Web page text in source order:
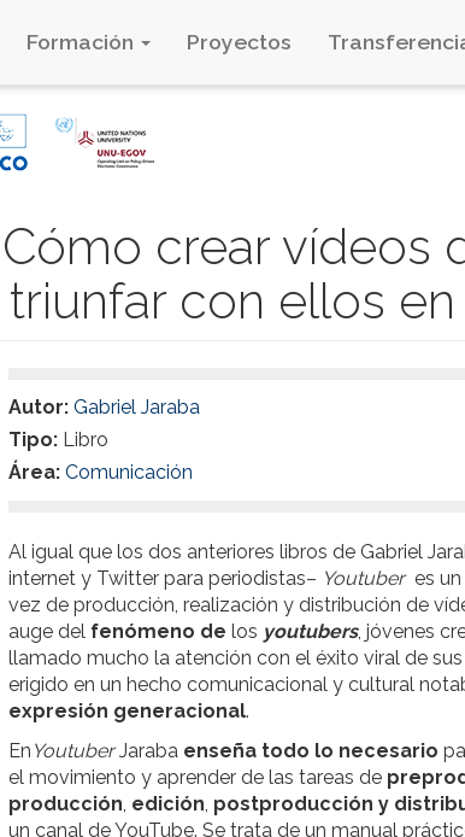
Formación Proyectos
Cómo crear vídeos
con ellos
Autor: Gabriel Jaraba
Tipo: Libro
Área: Comunicación
Al igual que los dos anteriores libros de Gabriel
internet y Twitter para periodistas– Youtuber es
vez de producción, realización y distribución de
auge del fenómeno de los youtubers, jóvenes
llamado mucho la atención con el éxito viral de
erigido en un hecho comunicacional y cultural
expresión generacional.
En YoutuberJaraba enseña todo lo necesario
el movimiento y aprender de las tareas de
producción, edición, postproducción y
un canal de YouTube. Se trata de un manual